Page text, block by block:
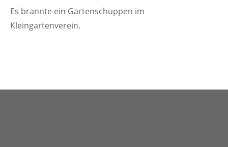
Es brannte ein Gartenschuppen im
Kleingartenverein.